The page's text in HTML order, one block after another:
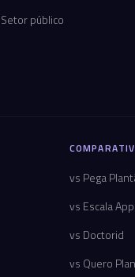
Setor público
vs Pega
vs Escala App
vs Doctorid
vs Quero